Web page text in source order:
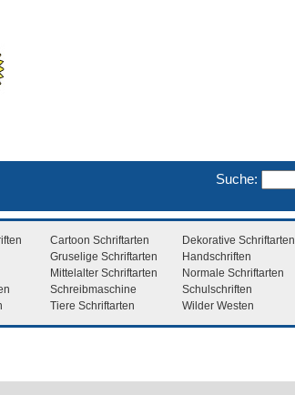
Suche:
Cartoon Schriftarten
Dekorative Schriftarten
Gruselige Schriftarten
Handschriften
Mittelalter Schriftarten
Normale Schriftarten
Schreibmaschine
Schulschriften
Tiere Schriftarten Wilder Westen